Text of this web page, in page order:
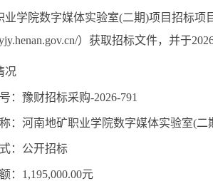
业学院数字媒体实验室(二期)项目招标项
） 获取招标文件，并于
况
：豫财招标采购-2026-791
：河南地矿职业学院数字媒体实验室(二
：公开招标
：1,195,000.00元